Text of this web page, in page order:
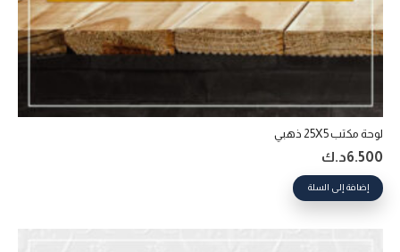
لوحة مكتب 25X5 ذهبي
6.500د.ك
إضافة إلى السلة